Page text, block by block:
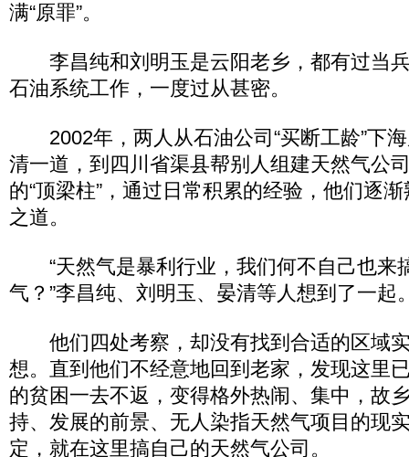
满“原罪”。
李昌纯和刘明玉是云阳老乡，都有过当
石油系统工作，一度过从甚密。
2002年，两人从石油公司“买断工龄”下
清一道，到四川省渠县帮别人组建天然气公
的“顶梁柱”，通过日常积累的经验，他们逐
之道。
“天然气是暴利行业，我们何不自己也来
气？”李昌纯、刘明玉、晏清等人想到了一起
他们四处考察，却没有找到合适的区域
想。直到他们不经意地回到老家，发现这里
的贫困一去不返，变得格外热闹、集中，故
持、发展的前景、无人染指天然气项目的现
定，就在这里搞自己的天然气公司。